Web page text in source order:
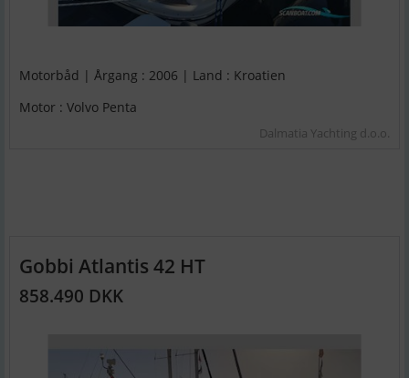
Motorbåd | Årgang : 2006 | Land : Kroatien
Motor : Volvo Penta
Dalmatia Yachting d.o.o.
Gobbi Atlantis 42 HT
858.490 DKK